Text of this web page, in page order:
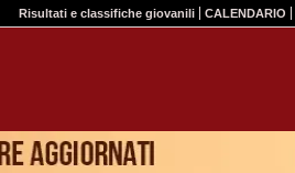
Risultati e classifiche giovanili CALENDARIO